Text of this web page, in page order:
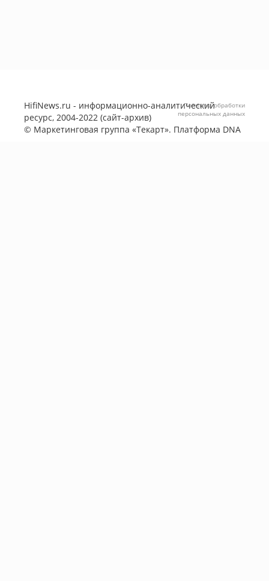
HifiNews.ru - информационно-аналитический
ресурс, 2004-2022 (сайт-архив)
© Маркетинговая группа «Текарт». Платформа DNA
Политика обработки
персональных данных